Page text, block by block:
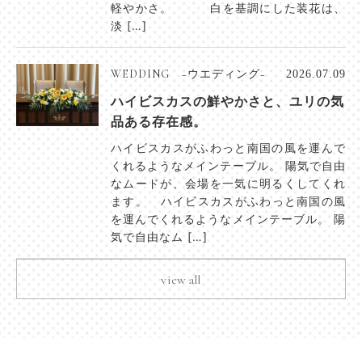
軽やかさ。 白を基調にした装花は、
淡 […]
WEDDING −ウエディング− 2026.07.09
ハイビスカスの鮮やかさと、ユリの気
品ある存在感。
ハイビスカスがふわっと南国の風を運んで
くれるようなメインテーブル。 陽気で自由
なムードが、会場を一気に明るくしてくれ
ます。 ハイビスカスがふわっと南国の風
を運んでくれるようなメインテーブル。 陽
気で自由なム […]
view all